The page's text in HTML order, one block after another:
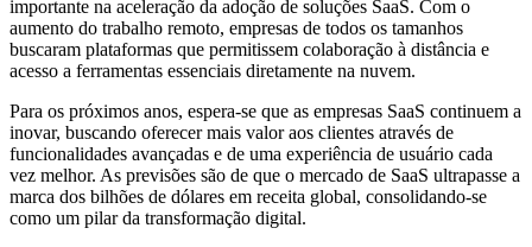
importante na aceleração da adoção de soluções SaaS. Com o
aumento do trabalho remoto, empresas de todos os tamanhos
buscaram plataformas que permitissem colaboração à distância e
acesso a ferramentas essenciais diretamente na nuvem.
Para os próximos anos, espera-se que as empresas SaaS continuem a
inovar, buscando oferecer mais valor aos clientes através de
funcionalidades avançadas e de uma experiência de usuário cada
vez melhor. As previsões são de que o mercado de SaaS ultrapasse a
marca dos bilhões de dólares em receita global, consolidando-se
como um pilar da transformação digital.